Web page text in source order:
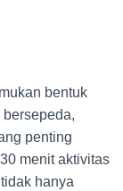
bentuk
penting
menit aktivitas
hanya